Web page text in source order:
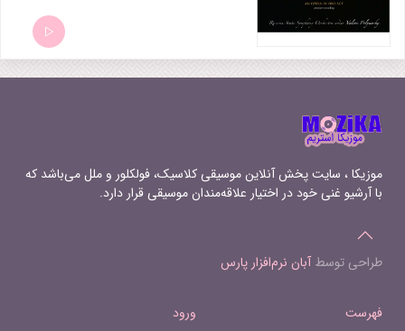
Scherzos, Op. 82 No. 2 in F major 04 -
Цезарь Антонович Кюи - 3 Scherzos,
Op. 82 No. 3 in C minor 05 - Цезарь
Антонович Кюи - Les 2 Menetriers, Op.
موزیکا ، سایت پخش آنلاین موسیقی کلاسیک، فولکلور و ملل می‌باشد که
با آرشیو غنی خود در اختیار علاقه‌مندان موسیقی قرار دارد.
طراحی توسطآبان نرم‌افزار پارس
فهرست
ورود